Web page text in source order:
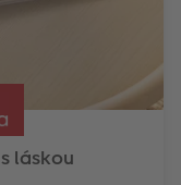
láskou